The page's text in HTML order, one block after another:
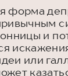
форма
и
или